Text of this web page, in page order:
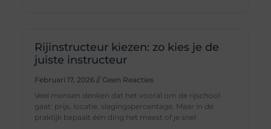
Rijinstructeur kiezen: zo kies je de
juiste instructeur
Februari 17, 2026
Geen Reacties
Veel mensen denken dat het vooral om de rijschool
gaat: prijs, locatie, slagingspercentage. Maar in de
praktijk bepaalt één ding het meest of je snel